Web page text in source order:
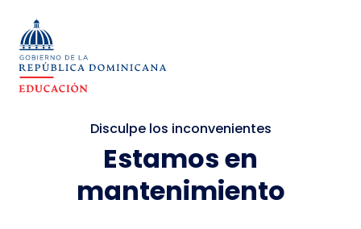
Disculpe los inconvenientes
Estamos en
mantenimiento